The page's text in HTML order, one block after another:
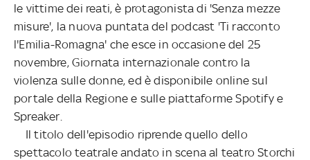
le vittime dei reati, è protagonista di 'Senza mezze
misure', la nuova puntata del podcast 'Ti racconto
l'Emilia-Romagna' che esce in occasione del 25
novembre, Giornata internazionale contro la
violenza sulle donne, ed è disponibile online sul
portale della Regione e sulle piattaforme Spotify e
Spreaker.
Il titolo dell'episodio riprende quello dello
spettacolo teatrale andato in scena al teatro Storchi